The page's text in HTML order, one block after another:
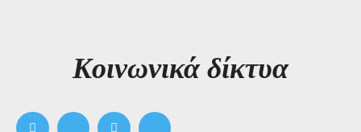
Kοινωνικά δίκτυα